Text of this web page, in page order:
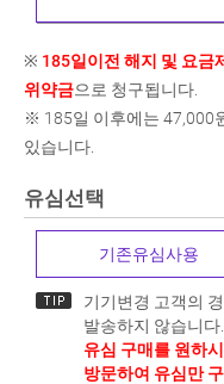
※ 185일이전 해지 및 요금
위약금으로 청구됩니다.
※ 185일 이후에는 47,000
있습니다.
유심선택
기존유심사용
기기변경 고객의
발송하지 않습니다.
유심 구매를 원하
방문하여 유심만